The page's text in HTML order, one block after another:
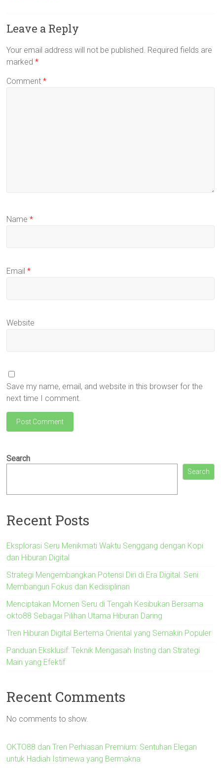
Leave a Reply
Your email address will not be published. Required fields are
marked*
Comment*
Name*
Email*
Website
Save my name, email, and website in this browser for the
next time I comment.
Search
Search
Recent Posts
Eksplorasi Seru Menikmati Waktu Senggang dengan Kopi
dan Hiburan Digital
Strategi Mengembangkan Potensi Diri di Era Digital: Seni
Membangun Fokus dan Kedisiplinan
Menciptakan Momen Seru di Tengah Kesibukan Bersama
okto88 Sebagai Pilihan Utama Hiburan Daring
Tren Hiburan Digital Bertema Oriental yang Semakin Populer
Panduan Eksklusif: Teknik Mengasah Insting dan Strategi
Main yang Efektif
Recent Comments
No comments to show.
OKTO88 dan Tren Perhiasan Premium: Sentuhan Elegan
untuk Hadiah Istimewa yang Bermakna